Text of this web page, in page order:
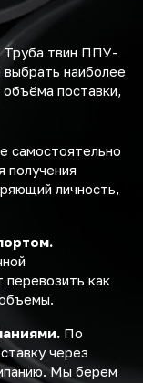
Труба твин ППУ-
наиболее
поставки,
самостоятельно
получения
личность,
перевозить как
По
через
Мы берем